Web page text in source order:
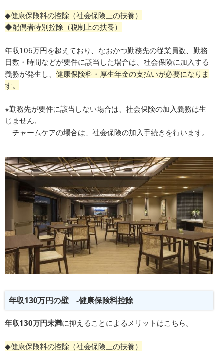
◆健康保険料の控除（社会保険上の扶養）
◆配偶者特別控除（税制上の扶養）
年収106万円を超えており、なおかつ勤務先の従業員数、勤務
日数・時間などが要件に該当した場合は、社会保険に加入する
義務が発生し、 健康保険料・厚生年金の支払いが必要になりま
す。
※勤務先が要件に該当しない場合は、社会保険の加入義務は生
じません。
チャームケアの場合は、社会保険の加入手続きを行います。
年収130万円の壁 -健康保険料控除
年収130万円未満に抑えることによるメリットはこちら。
◆健康保険料の控除（社会保険上の扶養）